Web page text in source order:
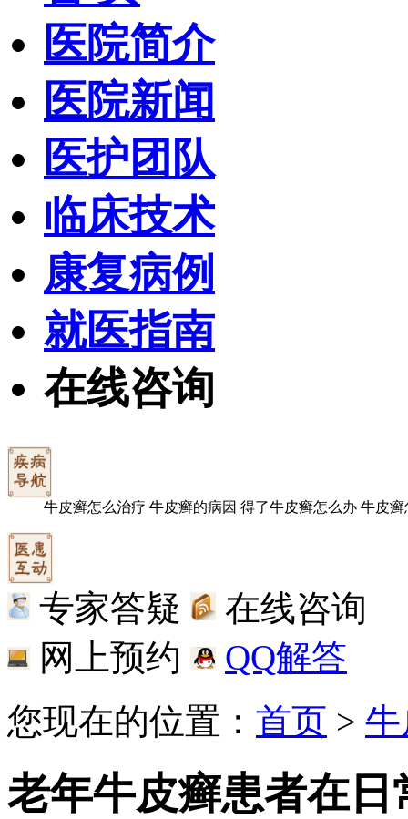
医院简介
医院新闻
医护团队
临床技术
康复病例
就医指南
在线咨询
牛皮癣怎么治疗 牛皮癣的病因 得了牛皮癣怎么办 牛皮癣
专家答疑
在线咨询
网上预约
QQ解答
您现在的位置： 首页 >
老年牛皮癣患者在日